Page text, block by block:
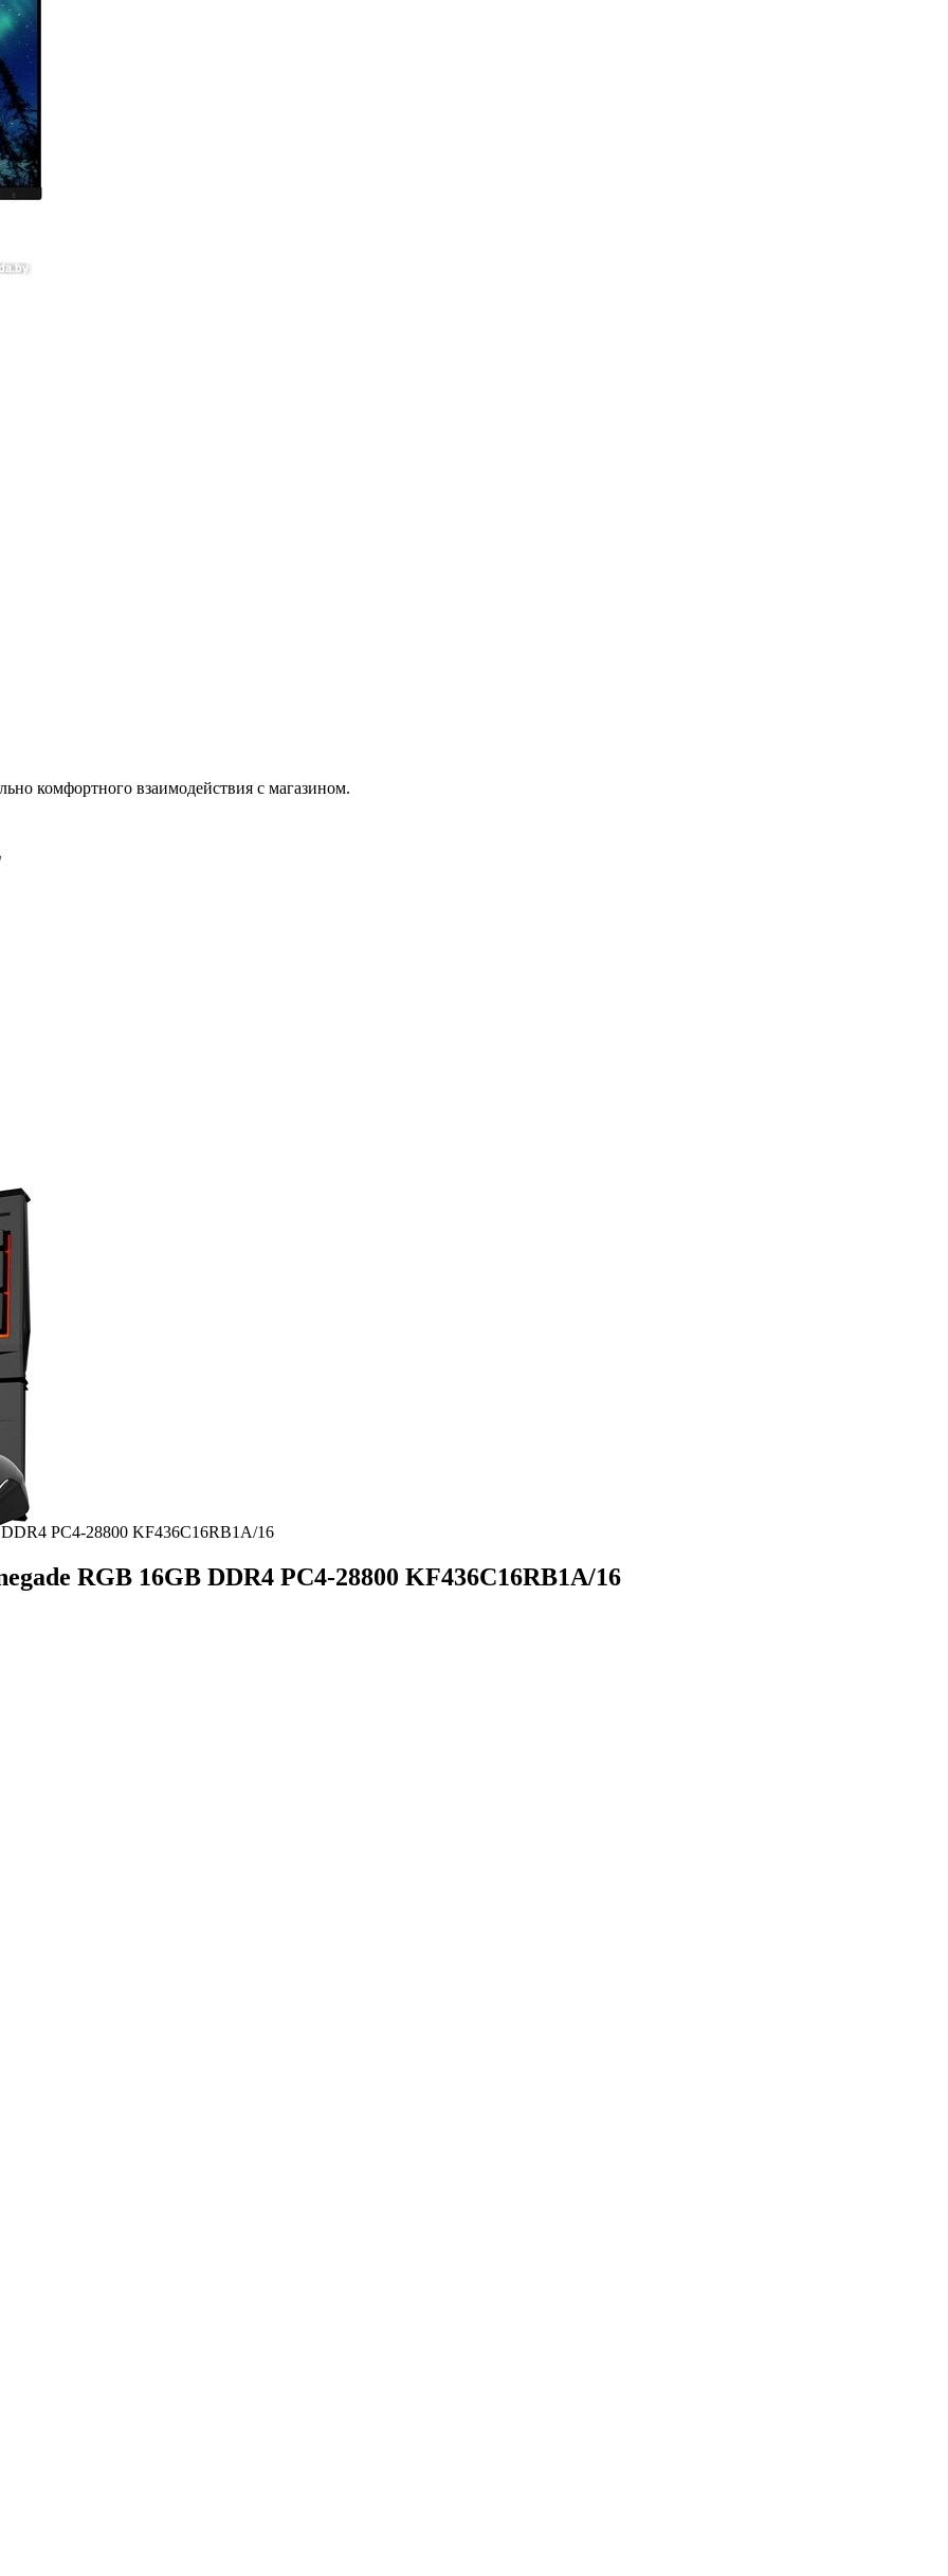
комфортного взаимодействия с магазином.
PC4-28800 KF436C16RB1A/16
RGB 16GB DDR4 PC4-28800 KF436C16RB1A/16